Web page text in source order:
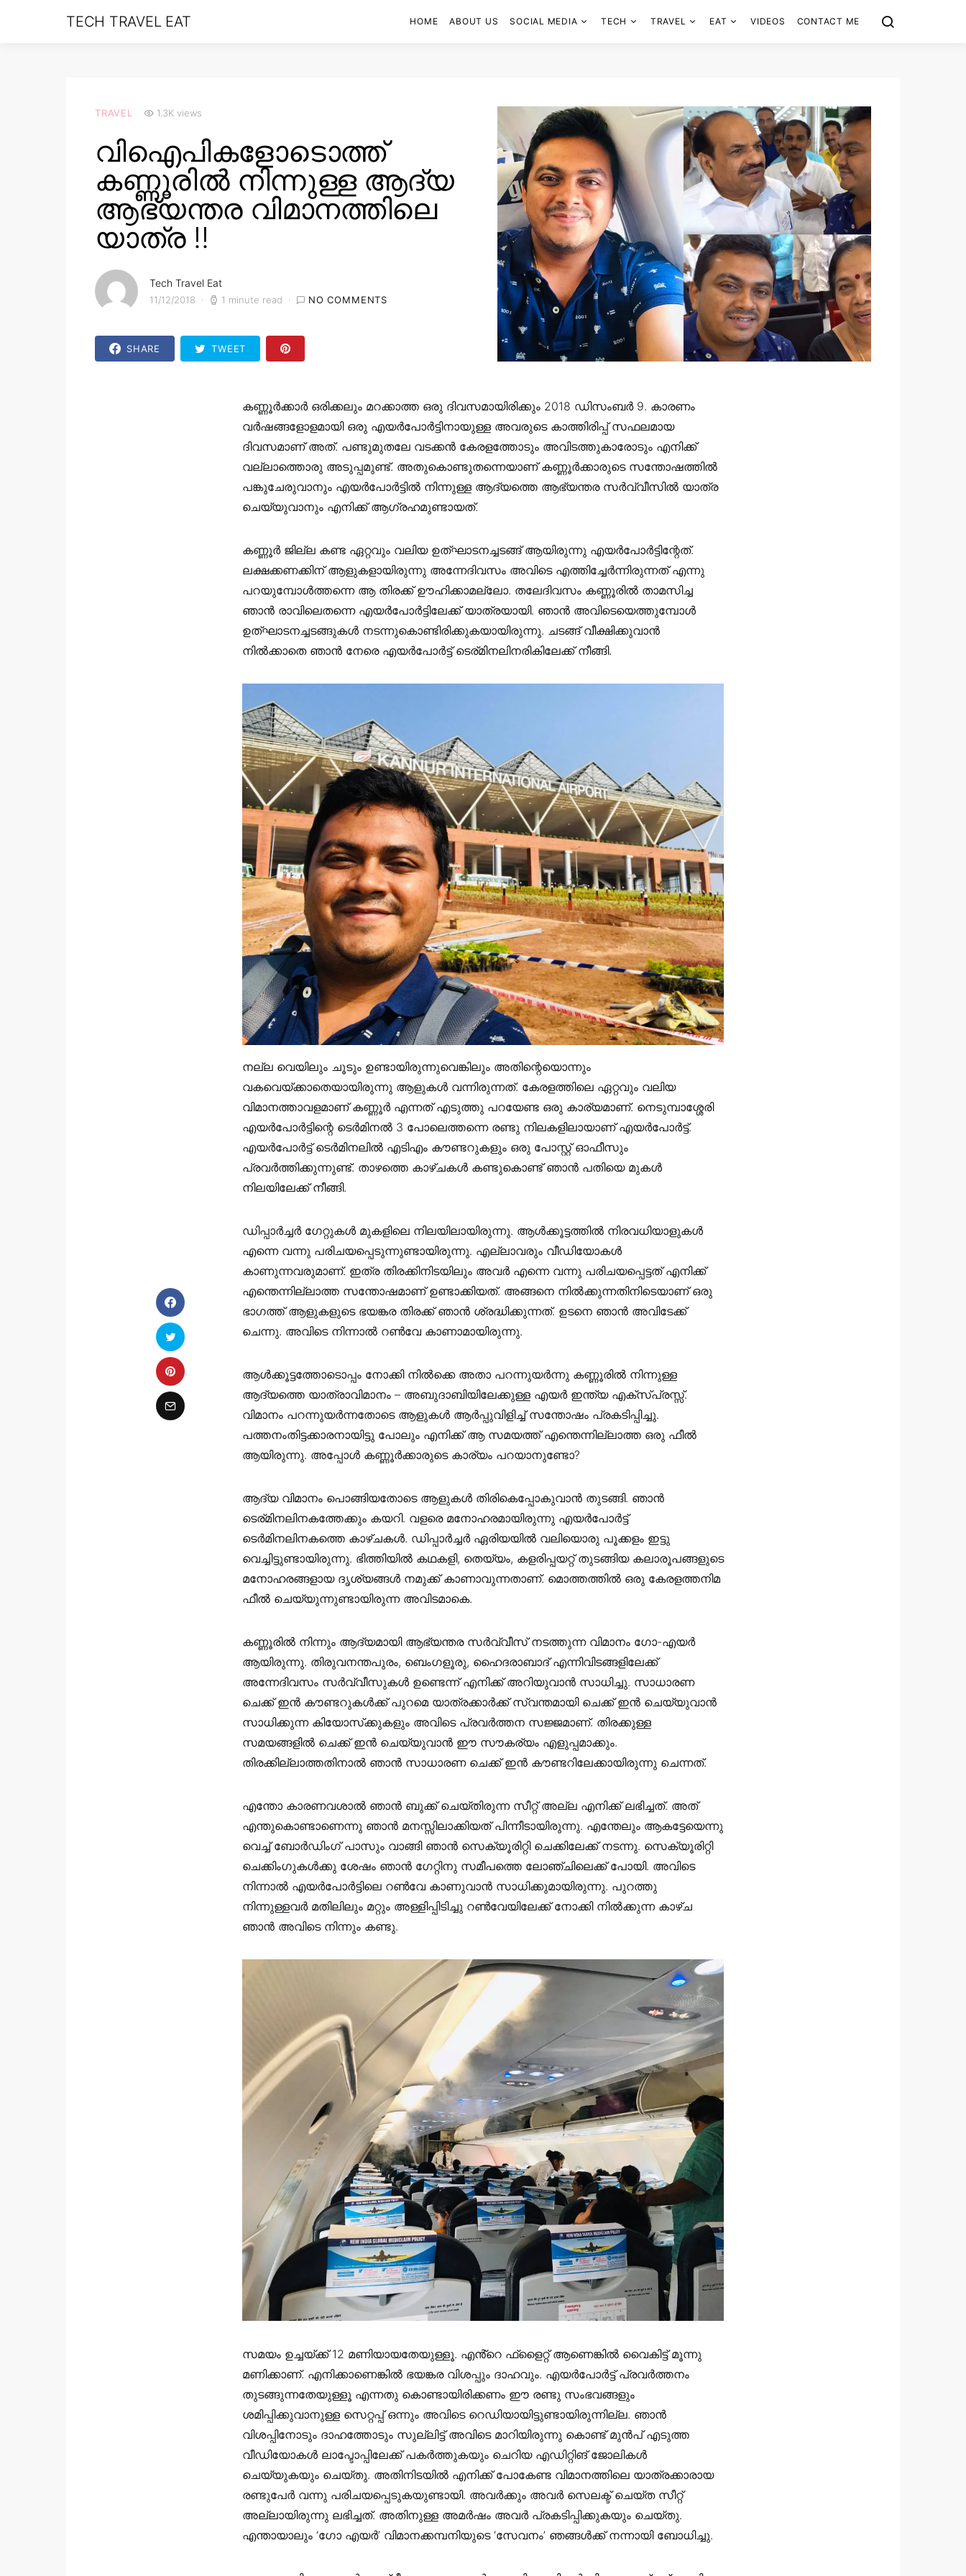
TECH TRAVEL EAT HOME ABOUT US SOCIAL MEDIA TECH TRAVEL EAT VIDEOS CONTACT ME
TRAVEL 1.3K views
വിഐപികളോടൊത്ത്
കണ്ണൂരിൽ നിന്നുള്ള ആദ്യ
ആഭ്യന്തര വിമാനത്തിലെ
യാത്ര !!
Tech Travel Eat
11/12/2018 1 minute read NO COMMENTS
SHARE TWEET
കണ്ണൂർക്കാർ ഒരിക്കലും മറക്കാത്ത ഒരു ദിവസമായിരിക്കും 2018 ഡിസംബർ 9. കാരണം
വർഷങ്ങളോളമായി ഒരു എയർപോർട്ടിനായുള്ള അവരുടെ കാത്തിരിപ്പ് സഫലമായ
ദിവസമാണ് അത്. പണ്ടുമുതലേ വടക്കൻ കേരളത്തോടും അവിടത്തുകാരോടും എനിക്ക്
വല്ലാത്തൊരു അടുപ്പമുണ്ട്. അതുകൊണ്ടുതന്നെയാണ് കണ്ണൂർക്കാരുടെ സന്തോഷത്തിൽ
പങ്കുചേരുവാനും എയർപോർട്ടിൽ നിന്നുള്ള ആദ്യത്തെ ആഭ്യന്തര സർവ്വീസിൽ യാത്ര
ചെയ്യുവാനും എനിക്ക് ആഗ്രഹമുണ്ടായത്.
കണ്ണൂർ ജില്ല കണ്ട ഏറ്റവും വലിയ ഉത്ഘാടനച്ചടങ്ങ് ആയിരുന്നു എയർപോർട്ടിന്റേത്.
ലക്ഷക്കണക്കിന് ആളുകളായിരുന്നു അന്നേദിവസം അവിടെ എത്തിച്ചേർന്നിരുന്നത് എന്നു
പറയുമ്പോൾത്തന്നെ ആ തിരക്ക് ഊഹിക്കാമല്ലോ. തലേദിവസം കണ്ണൂരിൽ താമസിച്ച
ഞാൻ രാവിലെതന്നെ എയർപോർട്ടിലേക്ക് യാത്രയായി. ഞാൻ അവിടെയെത്തുമ്പോൾ
ഉത്ഘാടനച്ചടങ്ങുകൾ നടന്നുകൊണ്ടിരിക്കുകയായിരുന്നു. ചടങ്ങ് വീക്ഷിക്കുവാൻ
നിൽക്കാതെ ഞാൻ നേരെ എയർപോർട്ട് ടെര്മിനലിനരികിലേക്ക് നീങ്ങി.
നല്ല വെയിലും ചൂടും ഉണ്ടായിരുന്നുവെങ്കിലും അതിന്റെയൊന്നും
വകവെയ്ക്കാതെയായിരുന്നു ആളുകൾ വന്നിരുന്നത്. കേരളത്തിലെ ഏറ്റവും വലിയ
വിമാനത്താവളമാണ് കണ്ണൂർ എന്നത് എടുത്തു പറയേണ്ട ഒരു കാര്യമാണ്. നെടുമ്പാശ്ശേരി
എയർപോർട്ടിന്റെ ടെർമിനൽ 3 പോലെത്തന്നെ രണ്ടു നിലകളിലായാണ് എയർപോർട്ട്.
എയർപോർട്ട് ടെർമിനലിൽ എടിഎം കൗണ്ടറുകളും ഒരു പോസ്റ്റ് ഓഫീസും
പ്രവർത്തിക്കുന്നുണ്ട്. താഴത്തെ കാഴ്ചകൾ കണ്ടുകൊണ്ട് ഞാൻ പതിയെ മുകൾ
നിലയിലേക്ക് നീങ്ങി.
ഡിപ്പാർച്ചർ ഗേറ്റുകൾ മുകളിലെ നിലയിലായിരുന്നു. ആൾക്കൂട്ടത്തിൽ നിരവധിയാളുകൾ
എന്നെ വന്നു പരിചയപ്പെടുന്നുണ്ടായിരുന്നു. എല്ലാവരും വീഡിയോകൾ
കാണുന്നവരുമാണ്. ഇത്ര തിരക്കിനിടയിലും അവർ എന്നെ വന്നു പരിചയപ്പെട്ടത് എനിക്ക്
എന്തെന്നില്ലാത്ത സന്തോഷമാണ് ഉണ്ടാക്കിയത്. അങ്ങനെ നിൽക്കുന്നതിനിടെയാണ് ഒരു
ഭാഗത്ത് ആളുകളുടെ ഭയങ്കര തിരക്ക് ഞാൻ ശ്രദ്ധിക്കുന്നത്. ഉടനെ ഞാൻ അവിടേക്ക്
ചെന്നു. അവിടെ നിന്നാൽ റൺവേ കാണാമായിരുന്നു.
ആൾക്കൂട്ടത്തോടൊപ്പം നോക്കി നിൽക്കെ അതാ പറന്നുയർന്നു കണ്ണൂരിൽ നിന്നുള്ള
ആദ്യത്തെ യാത്രാവിമാനം – അബുദാബിയിലേക്കുള്ള എയർ ഇന്ത്യ എക്സ്പ്രസ്സ്.
വിമാനം പറന്നുയർന്നതോടെ ആളുകൾ ആർപ്പുവിളിച്ച് സന്തോഷം പ്രകടിപ്പിച്ചു.
പത്തനംതിട്ടക്കാരനായിട്ടു പോലും എനിക്ക് ആ സമയത്ത് എന്തെന്നില്ലാത്ത ഒരു ഫീൽ
ആയിരുന്നു. അപ്പോൾ കണ്ണൂർക്കാരുടെ കാര്യം പറയാനുണ്ടോ?
ആദ്യ വിമാനം പൊങ്ങിയതോടെ ആളുകൾ തിരികെപ്പോകുവാൻ തുടങ്ങി. ഞാൻ
ടെര്മിനലിനകത്തേക്കും കയറി. വളരെ മനോഹരമായിരുന്നു എയർപോർട്ട്
ടെർമിനലിനകത്തെ കാഴ്ചകൾ. ഡിപ്പാർച്ചർ ഏരിയയിൽ വലിയൊരു പൂക്കളം ഇട്ടു
വെച്ചിട്ടുണ്ടായിരുന്നു. ഭിത്തിയിൽ കഥകളി, തെയ്യം, കളരിപ്പയറ്റ് തുടങ്ങിയ കലാരൂപങ്ങളുടെ
മനോഹരങ്ങളായ ദൃശ്യങ്ങൾ നമുക്ക് കാണാവുന്നതാണ്. മൊത്തത്തിൽ ഒരു കേരളത്തനിമ
ഫീൽ ചെയ്യുന്നുണ്ടായിരുന്ന അവിടമാകെ.
കണ്ണൂരിൽ നിന്നും ആദ്യമായി ആഭ്യന്തര സർവ്വീസ് നടത്തുന്ന വിമാനം ഗോ-എയർ
ആയിരുന്നു. തിരുവനന്തപുരം, ബെംഗളൂരു, ഹൈദരാബാദ് എന്നിവിടങ്ങളിലേക്ക്
അന്നേദിവസം സർവ്വീസുകൾ ഉണ്ടെന്ന് എനിക്ക് അറിയുവാൻ സാധിച്ചു. സാധാരണ
ചെക്ക് ഇൻ കൗണ്ടറുകൾക്ക് പുറമെ യാത്രക്കാർക്ക് സ്വന്തമായി ചെക്ക് ഇൻ ചെയ്യുവാൻ
സാധിക്കുന്ന കിയോസ്‌ക്കുകളും അവിടെ പ്രവർത്തന സജ്ജമാണ്. തിരക്കുള്ള
സമയങ്ങളിൽ ചെക്ക് ഇൻ ചെയ്യുവാൻ ഈ സൗകര്യം എളുപ്പമാക്കും.
തിരക്കില്ലാത്തതിനാൽ ഞാൻ സാധാരണ ചെക്ക് ഇൻ കൗണ്ടറിലേക്കായിരുന്നു ചെന്നത്.
എന്തോ കാരണവശാൽ ഞാൻ ബുക്ക് ചെയ്തിരുന്ന സീറ്റ് അല്ല എനിക്ക് ലഭിച്ചത്. അത്
എന്തുകൊണ്ടാണെന്നു ഞാൻ മനസ്സിലാക്കിയത് പിന്നീടായിരുന്നു. എന്തേലും ആകട്ടേയെന്നു
വെച്ച് ബോർഡിംഗ് പാസും വാങ്ങി ഞാൻ സെക്യൂരിറ്റി ചെക്കിലേക്ക് നടന്നു. സെക്യൂരിറ്റി
ചെക്കിംഗുകൾക്കു ശേഷം ഞാൻ ഗേറ്റിനു സമീപത്തെ ലോഞ്ചിലെക്ക് പോയി. അവിടെ
നിന്നാൽ എയർപോർട്ടിലെ റൺവേ കാണുവാൻ സാധിക്കുമായിരുന്നു. പുറത്തു
നിന്നുള്ളവർ മതിലിലും മറ്റും അള്ളിപ്പിടിച്ചു റൺവേയിലേക്ക് നോക്കി നിൽക്കുന്ന കാഴ്ച
ഞാൻ അവിടെ നിന്നും കണ്ടു.
സമയം ഉച്ചയ്ക്ക് 12 മണിയായതേയുള്ളൂ. എൻ്റെ ഫ്‌ളൈറ്റ് ആണെങ്കിൽ വൈകിട്ട് മൂന്നു
മണിക്കാണ്. എനിക്കാണെങ്കിൽ ഭയങ്കര വിശപ്പും ദാഹവും. എയർപോർട്ട് പ്രവർത്തനം
തുടങ്ങുന്നതേയുള്ളൂ എന്നതു കൊണ്ടായിരിക്കണം ഈ രണ്ടു സംഭവങ്ങളും
ശമിപ്പിക്കുവാനുള്ള സെറ്റപ്പ് ഒന്നും അവിടെ റെഡിയായിട്ടുണ്ടായിരുന്നില്ല. ഞാൻ
വിശപ്പിനോടും ദാഹത്തോടും സുല്ലിട്ട് അവിടെ മാറിയിരുന്നു കൊണ്ട് മുൻപ് എടുത്ത
വീഡിയോകൾ ലാപ്ടോപ്പിലേക്ക് പകർത്തുകയും ചെറിയ എഡിറ്റിങ് ജോലികൾ
ചെയ്യുകയും ചെയ്തു. അതിനിടയിൽ എനിക്ക് പോകേണ്ട വിമാനത്തിലെ യാത്രക്കാരായ
രണ്ടുപേർ വന്നു പരിചയപ്പെടുകയുണ്ടായി. അവർക്കും അവർ സെലക്ട് ചെയ്ത സീറ്റ്
അല്ലായിരുന്നു ലഭിച്ചത്. അതിനുള്ള അമർഷം അവർ പ്രകടിപ്പിക്കുകയും ചെയ്തു.
എന്തായാലും ‘ഗോ എയർ’ വിമാനക്കമ്പനിയുടെ ‘സേവനം’ ഞങ്ങൾക്ക് നന്നായി ബോധിച്ചു.